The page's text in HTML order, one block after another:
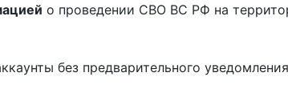
о проведении СВО ВС РФ на
без предварительного